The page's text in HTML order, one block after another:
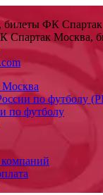
билеты ФК
Спартак Москва,
по футболу
по футболу